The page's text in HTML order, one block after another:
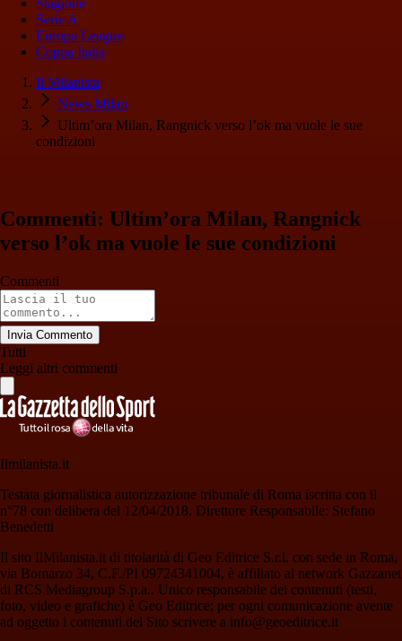
Stagione
Serie A
Europa League
Coppa Italia
Il Milanista
News Milan
Ultim’ora Milan, Rangnick verso l’ok ma vuole le sue
condizioni
Commenti: Ultim’ora Milan, Rangnick
verso l’ok ma vuole le sue condizioni
Commenti
Invia Commento
Tutti
Leggi altri commenti
Ilmilanista.it
Testata giornalistica autorizzazione tribunale di Roma iscritta con il
n°78 con delibera del 12/04/2018. Direttore Responsabile: Stefano
Benedetti
Il sito IlMilanista.it di titolarità di Geo Editrice S.r.l. con sede in Roma,
via Bomarzo 34, C.F./PI 09724341004, è affiliato al network Gazzanet
di RCS Mediagroup S.p.a.. Unico responsabile dei contenuti (testi,
foto, video e grafiche) è Geo Editrice; per ogni comunicazione avente
ad oggetto i contenuti del Sito scrivere a info@geoeditrice.it